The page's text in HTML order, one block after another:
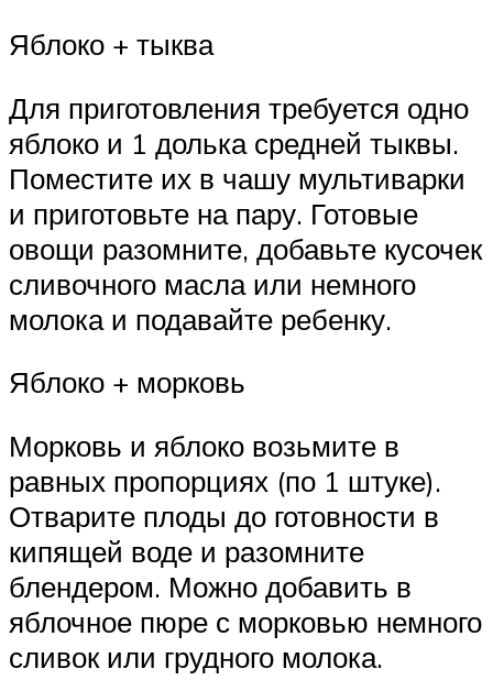
Яблоко + тыква
Для приготовления требуется одно
яблоко и 1 долька средней тыквы.
Поместите их в чашу мультиварки
и приготовьте на пару. Готовые
овощи разомните, добавьте кусочек
сливочного масла или немного
молока и подавайте ребенку.
Яблоко + морковь
Морковь и яблоко возьмите в
равных пропорциях (по 1 штуке).
Отварите плоды до готовности в
кипящей воде и разомните
блендером. Можно добавить в
яблочное пюре с морковью немного
сливок или грудного молока.